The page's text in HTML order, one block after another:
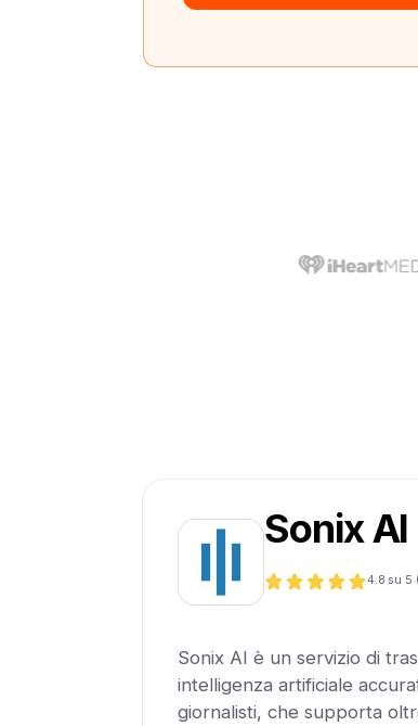
Sonix AI
4.8 su 5
Sonix AI è un servizio di
intelligenza artificiale
giornalisti, che supporta